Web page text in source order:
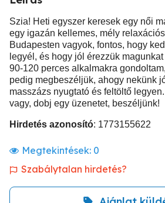
Szia! Heti egyszer keresek egy női
egy igazán kellemes, mély
Budapesten vagyok, fontos, hogy
legyél, és hogy jól érezzük
90-120 perces alkalmakra
pedig megbeszéljük, ahogy nekünk
masszázs nyugtató és feltöltő
vagy, dobj egy üzenetet, beszéljünk!
Hirdetés azonosító: 1773155622
Megtekintések: 0
Szabálytalan hirdetés?